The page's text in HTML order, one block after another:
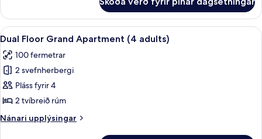
adults)
Floor
Grand
Apartment
adults)
Skoða
allar
myndir
fyrir
Dual
Floor
Grand
Apartment
Ofnæmisprófaður sængurfatnaður,
19
Dual Floor Grand Apartment (4 adults)
100 fermetrar
2 svefnherbergi
Pláss fyrir 4
2 tvíbreið rúm
Nánari upplýsingar
Nánari